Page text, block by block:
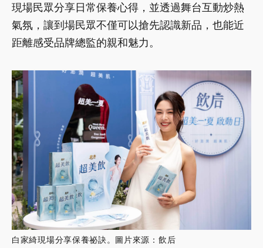
現場民眾分享日常保養心得，並透過舞台互動炒熱
氣氛，讓到場民眾不僅可以搶先認識新品，也能近
距離感受品牌總監的親和魅力。
白家綺現場分享保養祕訣。圖片來源：飲后